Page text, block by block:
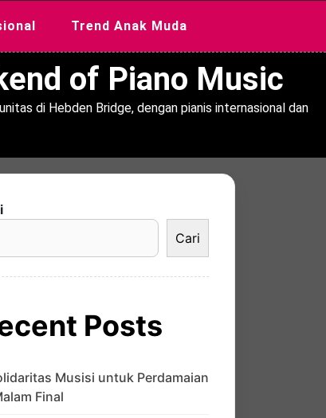
Trend Anak Muda
of Piano Music
di Hebden Bridge, dengan pianis internasional dan
Cari
Posts
Musisi untuk Perdamaian
Final